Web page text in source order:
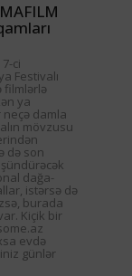
ci
Festivalı
filmlərlə
ya
damla
mövzusu
də son
dağa-
istərsə də
burada
Kiçik bir
evdə
günlər